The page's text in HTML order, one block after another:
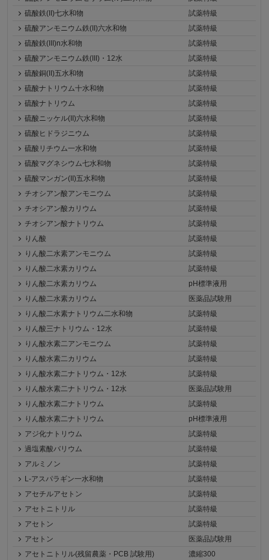
硫酸鉄(II)七水和物
試薬特級
硫酸アンモニウム鉄(II)六水和物
試薬特級
硫酸鉄(III)n水和物
試薬特級
硫酸アンモニウム鉄(III)・12水
試薬特級
硫酸銅(II)五水和物
試薬特級
硫酸ナトリウム十水和物
試薬特級
硫酸ナトリウム
試薬特級
硫酸ニッケル(II)六水和物
試薬特級
硫酸ヒドラジニウム
試薬特級
硫酸リチウム一水和物
試薬特級
硫酸マグネシウム七水和物
試薬特級
硫酸マンガン(II)五水和物
試薬特級
チオシアン酸アンモニウム
試薬特級
チオシアン酸カリウム
試薬特級
チオシアン酸ナトリウム
試薬特級
りん酸
試薬特級
りん酸二水素アンモニウム
試薬特級
りん酸二水素カリウム
試薬特級
りん酸二水素カリウム
pH標準液用
りん酸二水素カリウム
医薬品試験用
りん酸二水素ナトリウム二水和物
試薬特級
りん酸三ナトリウム・12水
試薬特級
りん酸水素二アンモニウム
試薬特級
りん酸水素二カリウム
試薬特級
りん酸水素二ナトリウム・12水
試薬特級
りん酸水素二ナトリウム・12水
医薬品試験用
りん酸水素二ナトリウム
試薬特級
りん酸水素二ナトリウム
pH標準液用
アジ化ナトリウム
試薬特級
過塩素酸バリウム
試薬特級
アルミノン
試薬特級
L-アスパラギン一水和物
試薬特級
アセチルアセトン
試薬特級
アセトニトリル
試薬特級
アセトン
試薬特級
アセトン
医薬品試験用
アセトニトリル(残留農薬・PCB 試験用)
濃縮300